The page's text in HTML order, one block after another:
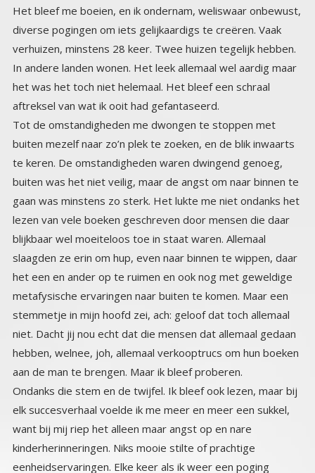
Het bleef me boeien, en ik ondernam, weliswaar onbewust,
diverse pogingen om iets gelijkaardigs te creëren. Vaak
verhuizen, minstens 28 keer. Twee huizen tegelijk hebben.
In andere landen wonen. Het leek allemaal wel aardig maar
het was het toch niet helemaal. Het bleef een schraal
aftreksel van wat ik ooit had gefantaseerd.
Tot de omstandigheden me dwongen te stoppen met
buiten mezelf naar zo’n plek te zoeken, en de blik inwaarts
te keren. De omstandigheden waren dwingend genoeg,
buiten was het niet veilig, maar de angst om naar binnen te
gaan was minstens zo sterk. Het lukte me niet ondanks het
lezen van vele boeken geschreven door mensen die daar
blijkbaar wel moeiteloos toe in staat waren. Allemaal
slaagden ze erin om hup, even naar binnen te wippen, daar
het een en ander op te ruimen en ook nog met geweldige
metafysische ervaringen naar buiten te komen. Maar een
stemmetje in mijn hoofd zei, ach: geloof dat toch allemaal
niet. Dacht jij nou echt dat die mensen dat allemaal gedaan
hebben, welnee, joh, allemaal verkooptrucs om hun boeken
aan de man te brengen. Maar ik bleef proberen.
Ondanks die stem en de twijfel. Ik bleef ook lezen, maar bij
elk succesverhaal voelde ik me meer en meer een sukkel,
want bij mij riep het alleen maar angst op en nare
kinderherinneringen. Niks mooie stilte of prachtige
eenheidservaringen. Elke keer als ik weer een poging
waagde, was het alsof ik onmiddellijk werd buiten geschopt.
Tot ik op een dag het boek ‘leven in je hart ‘begon te lezen,
een praktisch boek van Drunvalo Melchizedek. Hij bouwde
de oefeningen heel rustig op, niet meteen in je hart gaan,
niet direct het enge opzoeken. Maar voorzichtig, stap voor
stap, verbinding zoeken met moeder aarde die je steunt en
vader kosmos die je inspireert. En ja het wonder gebeurde:
dit lukte, ik deed in het begin braaf wat in het boekje stond,
maar gaandeweg werd ik steeds vermeteler en deed het